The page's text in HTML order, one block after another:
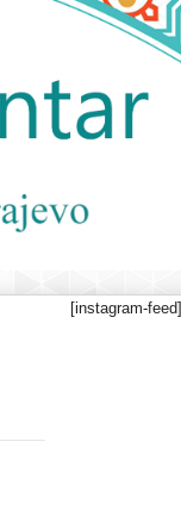
[instagram-feed]